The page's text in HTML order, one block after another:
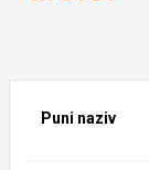
Puni naziv